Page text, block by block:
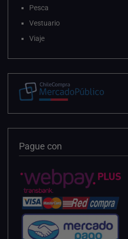
Pesca
Vestuario
Viaje
Pague con